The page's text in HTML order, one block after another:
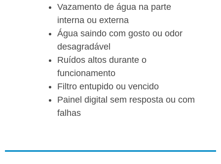
Vazamento de água na parte
interna ou externa
Água saindo com gosto ou odor
desagradável
Ruídos altos durante o
funcionamento
Filtro entupido ou vencido
Painel digital sem resposta ou com
falhas